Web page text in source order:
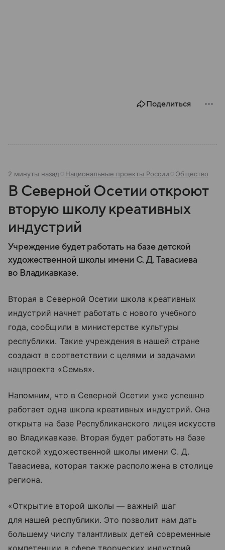
Поделиться
2 минуты назад Национальные проекты России Общество
В Северной Осетии откроют
вторую школу креативных
индустрий
Учреждение будет работать на базе детской
художественной школы имени С. Д. Тавасиева
во Владикавказе.
Вторая в Северной Осетии школа креативных
индустрий начнет работать с нового учебного
года, сообщили в министерстве культуры
республики. Такие учреждения в нашей стране
создают в соответствии с целями и задачами
нацпроекта «Семья».
Напомним, что в Северной Осетии уже успешно
работает одна школа креативных индустрий. Она
открыта на базе Республиканского лицея искусств
во Владикавказе. Вторая будет работать на базе
детской художественной школы имени С. Д.
Тавасиева, которая также расположена в столице
региона.
«Открытие второй школы — важный шаг
для нашей республики. Это позволит нам дать
большему числу талантливых детей современные
компетенции в сфере творческих индустрий,